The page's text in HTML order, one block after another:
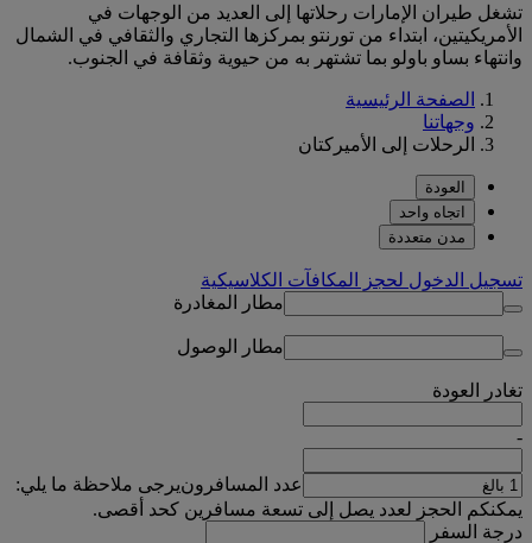
تشغل طيران الإمارات رحلاتها إلى العديد من الوجهات في
الأمريكيتين، ابتداء من تورنتو بمركزها التجاري والثقافي في الشمال
وانتهاء بساو باولو بما تشتهر به من حيوية وثقافة في الجنوب.
الصفحة الرئيسية
وجهاتنا
الرحلات إلى الأميركتان
العودة
اتجاه واحد
مدن متعددة
تسجيل الدخول لحجز المكافآت الكلاسيكية
مطار المغادرة
مطار الوصول
تغادر العودة
-
عدد المسافرونيرجى ملاحظة ما يلي:
يمكنكم الحجز لعدد يصل إلى تسعة مسافرين كحد أقصى.
درجة السفر